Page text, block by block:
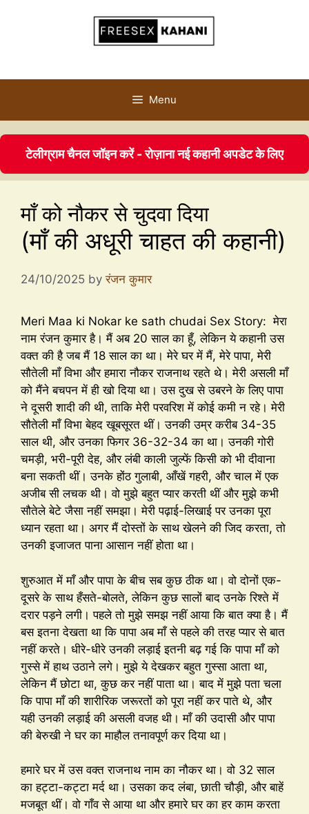
Menu
टेलीग्राम चैनल जॉइन करें - रोज़ाना नई कहानी अपडेट के लिए
माँ को नौकर से चुदवा दिया
(माँ की अधूरी चाहत की कहानी)
24/10/2025 byरंजन कुमार
Meri Maa ki Nokar ke sath chudai Sex Story: मेरा
नाम रंजन कुमार है। मैं अब 20 साल का हूँ, लेकिन ये कहानी उस
वक्त की है जब मैं 18 साल का था। मेरे घर में मैं, मेरे पापा, मेरी
सौतेली माँ विभा और हमारा नौकर राजनाथ रहते थे। मेरी असली माँ
को मैंने बचपन में ही खो दिया था। उस दुख से उबरने के लिए पापा
ने दूसरी शादी की थी, ताकि मेरी परवरिश में कोई कमी न रहे। मेरी
सौतेली माँ विभा बेहद खूबसूरत थीं। उनकी उम्र करीब 34-35
साल थी, और उनका फिगर 36-32-34 का था। उनकी गोरी
चमड़ी, भरी-पूरी देह, और लंबी काली जुल्फें किसी को भी दीवाना
बना सकती थीं। उनके होंठ गुलाबी, आँखें गहरी, और चाल में एक
अजीब सी लचक थी। वो मुझे बहुत प्यार करती थीं और मुझे कभी
सौतेले बेटे जैसा नहीं समझा। मेरी पढ़ाई-लिखाई पर उनका पूरा
ध्यान रहता था। अगर मैं दोस्तों के साथ खेलने की जिद करता, तो
उनकी इजाजत पाना आसान नहीं होता था।
शुरुआत में माँ और पापा के बीच सब कुछ ठीक था। वो दोनों एक-
दूसरे के साथ हँसते-बोलते, लेकिन कुछ सालों बाद उनके रिश्ते में
दरार पड़ने लगी। पहले तो मुझे समझ नहीं आया कि बात क्या है। मैं
बस इतना देखता था कि पापा अब माँ से पहले की तरह प्यार से बात
नहीं करते। धीरे-धीरे उनकी लड़ाई इतनी बढ़ गई कि पापा माँ को
गुस्से में हाथ उठाने लगे। मुझे ये देखकर बहुत गुस्सा आता था,
लेकिन मैं छोटा था, कुछ कर नहीं पाता था। बाद में मुझे पता चला
कि पापा माँ की शारीरिक जरूरतों को पूरा नहीं कर पाते थे, और
यही उनकी लड़ाई की असली वजह थी। माँ की उदासी और पापा
की बेरुखी ने घर का माहौल तनावपूर्ण कर दिया था।
हमारे घर में उस वक्त राजनाथ नाम का नौकर था। वो 32 साल
का हट्टा-कट्टा मर्द था। उसका कद लंबा, छाती चौड़ी, और बाहें
मजबूत थीं। वो गाँव से आया था और हमारे घर का हर काम करता